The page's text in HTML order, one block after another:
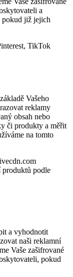
a
pokud již jejich
TikTok
Vašeho
reklamy
obsah nebo
či produkty a měřit
na tomto
podle
a vyhodnotit
naši reklamní
Vaše zašifrované
pokud